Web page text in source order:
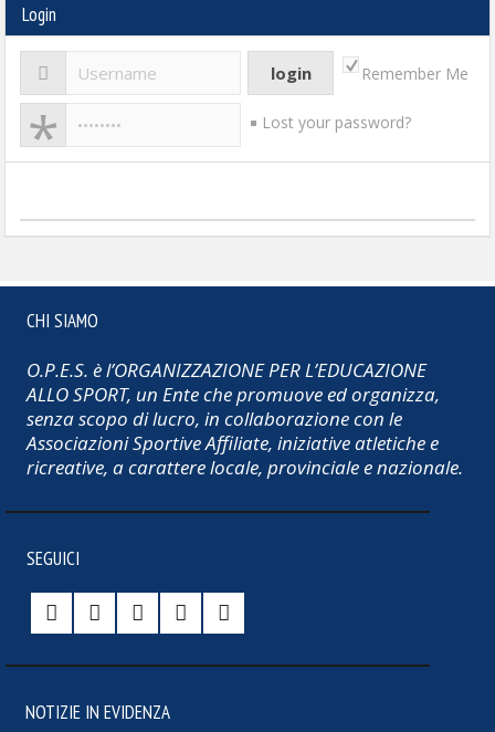
Login
Remember Me
Lost your password?
CHI SIAMO
O.P.E.S. è l’ORGANIZZAZIONE PER L’EDUCAZIONE
ALLO SPORT, un Ente che promuove ed organizza,
senza scopo di lucro, in collaborazione con le
Associazioni Sportive Affiliate, iniziative atletiche e
ricreative, a carattere locale, provinciale e nazionale.
SEGUICI
NOTIZIE IN EVIDENZA